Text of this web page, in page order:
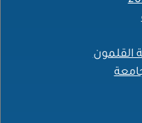
القلمون